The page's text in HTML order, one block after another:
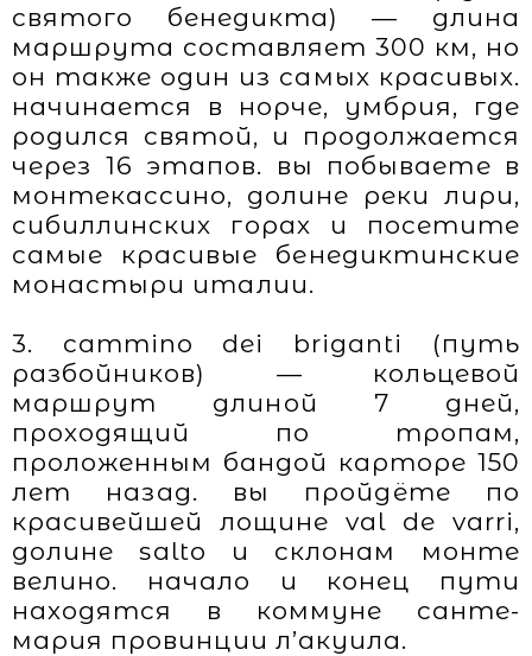
святого бенедикта) — длина
маршрута составляет 300 км, но
он также один из самых красивых.
начинается в норче, умбрия, где
родился святой, и продолжается
через 16 этапов. вы побываете в
монтекассино, долине реки лири,
сибиллинских горах и посетите
самые красивые бенедиктинские
монастыри италии.
3. cammino dei briganti (путь
разбойников) — кольцевой
маршрут длиной 7 дней,
проходящий по тропам,
проложенным бандой карторе 150
лет назад. вы пройдёте по
красивейшей лощине val de varri,
долине salto и склонам монте
велино. начало и конец пути
находятся в коммуне санте-
мария провинции л’акуила.